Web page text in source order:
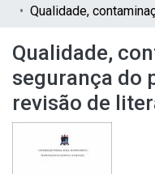
Qualidade,
segurança do
revisão de